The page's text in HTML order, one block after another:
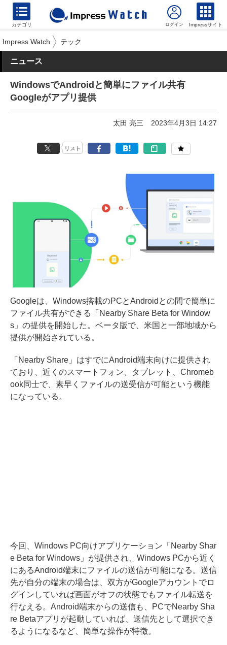
カテゴリ Impressサイト
Impress Watch テック
ニュース
WindowsでAndroidと簡単にファイル共有
Googleがアプリ提供
太田 亮三 2023年4月3日 14:27
リスト
Googleは、Windows搭載のPCとAndroidとの間で簡単に
ファイル共有ができる「Nearby Share Beta for Window
s」の提供を開始した。ベータ版で、米国と一部地域から
提供が開始されている。
「Nearby Share」はすでにAndroid端末向けに提供され
ており、近くのスマートフォン、タブレット、Chromeb
ook同士で、素早くファイルの送受信が可能という機能
になっている。
今回、Windows PC向けアプリケーション「Nearby Shar
e Beta for Windows」が提供され、Windows PCから近く
にあるAndroid端末にファイルの送信が可能になる。送信
先が自分の端末の場合は、双方がGoogleアカウントでロ
グインしていれば画面がオフの状態でもファイル転送を
行なえる。Android端末からの送信も、PCでNearby Sha
re Betaアプリが起動していれば、送信先として選択でき
るようになるなど、簡単な操作が特徴。